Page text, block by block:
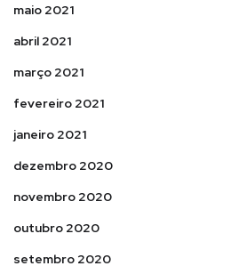
maio 2021
abril 2021
março 2021
fevereiro 2021
janeiro 2021
dezembro 2020
novembro 2020
outubro 2020
setembro 2020